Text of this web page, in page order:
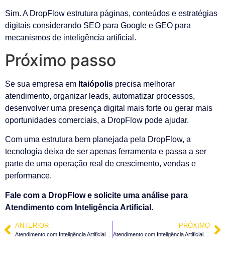
Sim. A DropFlow estrutura páginas, conteúdos e estratégias
digitais considerando SEO para Google e GEO para
mecanismos de inteligência artificial.
Próximo passo
Se sua empresa em Itaiópolis precisa melhorar
atendimento, organizar leads, automatizar processos,
desenvolver uma presença digital mais forte ou gerar mais
oportunidades comerciais, a DropFlow pode ajudar.
Com uma estrutura bem planejada pela DropFlow, a
tecnologia deixa de ser apenas ferramenta e passa a ser
parte de uma operação real de crescimento, vendas e
performance.
Fale com a DropFlow e solicite uma análise para
Atendimento com Inteligência Artificial.
ANTERIOR PRÓXIMO
Atendimento com Inteligência Artificial em Mafra – SC